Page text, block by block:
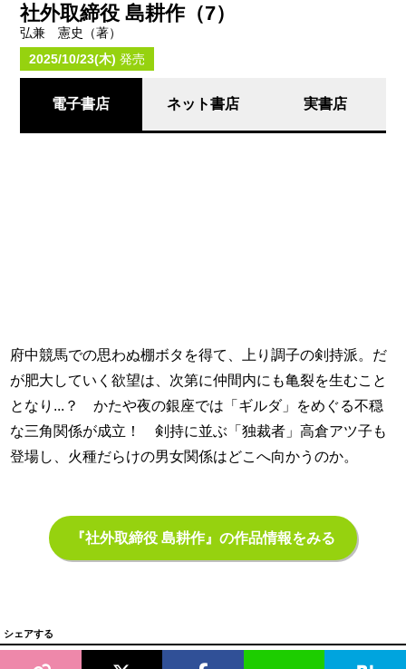
社外取締役 島耕作（7）
弘兼 憲史（著）
2025/10/23(木) 発売
電子書店 ネット書店 実書店
府中競馬での思わぬ棚ボタを得て、上り調子の剣持派。だ
が肥大していく欲望は、次第に仲間内にも亀裂を生むこと
となり...？ かたや夜の銀座では「ギルダ」をめぐる不穏
な三角関係が成立！ 剣持に並ぶ「独裁者」高倉アツ子も
登場し、火種だらけの男女関係はどこへ向かうのか。
『社外取締役 島耕作』の作品情報をみる
シェアする